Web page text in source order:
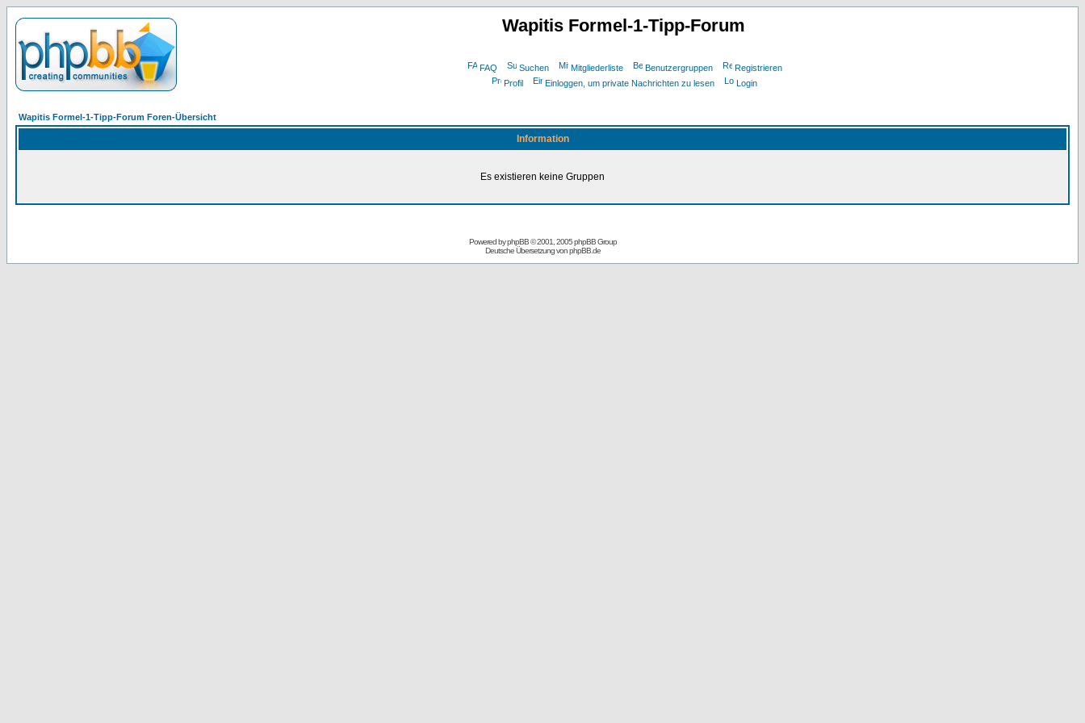
Wapitis Formel-1-Tipp-Forum
FAQ Suchen Mitgliederliste Benutzergruppen
Registrieren
Profil
Einloggen, um private Nachrichten zu lesen Login
Wapitis Formel-1-Tipp-Forum Foren-Übersicht
Information
Es existieren keine Gruppen
Powered byphpBB© 2001, 2005 phpBB Group
Deutsche Übersetzung vonphpBB.de